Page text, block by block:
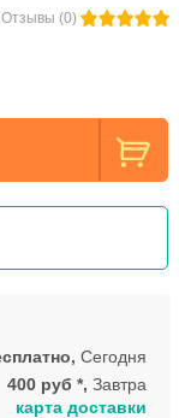
Отзывы (0)
Сегодня
400 руб *, Завтра
карта доставки